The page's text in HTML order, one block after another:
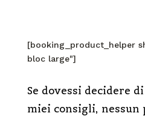
[booking_product_helper
bloc large"]
Se dovessi decidere
miei consigli, nessun